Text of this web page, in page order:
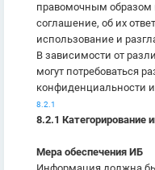
правомочным
соглашение, об их
использование и
В зависимости от
могут потребоваться
конфиденциальности
8.2.1
8.2.1 Категорирование
Мера обеспечения ИБ